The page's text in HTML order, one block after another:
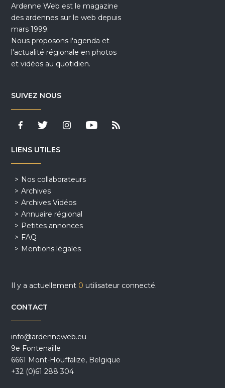
Ardenne Web est le magazine
des ardennes sur le web depuis
mars 1999.
Nous proposons l'agenda et
l'actualité régionale en photos
et vidéos au quotidien.
SUIVEZ NOUS
LIENS UTILES
Nos collaborateurs
Archives
Archives Vidéos
Annuaire régional
Petites annonces
FAQ
Mentions légales
Il y a actuellement 0 utilisateur connecté.
CONTACT
info@ardenneweb.eu
9e Fontenaille
6661 Mont-Houffalize, Belgique
+32 (0)61 288 304